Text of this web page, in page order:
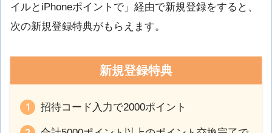
イルとiPhoneポイントで」経由で新規登録をすると、
次の新規登録特典がもらえます。
新規登録特典
招待コード入力で2000ポイント